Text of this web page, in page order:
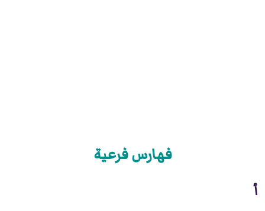
فهارس فرعية
أ